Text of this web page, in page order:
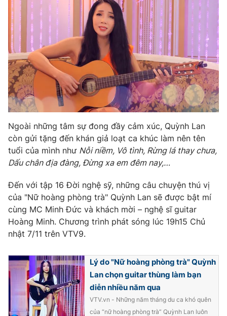
Ngoài những tâm sự đong đầy cảm xúc, Quỳnh Lan
còn gửi tặng đến khán giả loạt ca khúc làm nên tên
tuổi của mình như Nỗi niềm, Vô tình, Rừng lá thay chưa,
Dấu chân địa đàng, Đừng xa em đêm nay,…
Đến với tập 16 Đời nghệ sỹ, những câu chuyện thú vị
của "Nữ hoàng phòng trà" Quỳnh Lan sẽ được bật mí
cùng MC Minh Đức và khách mời – nghệ sĩ guitar
Hoàng Minh. Chương trình phát sóng lúc 19h15 Chủ
nhật 7/11 trên VTV9.
Lý do "Nữ hoàng phòng trà" Quỳnh
Lan chọn guitar thùng làm bạn
diễn nhiều năm qua
VTV.vn - Những năm tháng du ca khó quên
của “nữ hoàng phòng trà” Quỳnh Lan luôn